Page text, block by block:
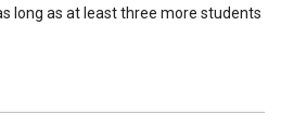
long as at least three more students